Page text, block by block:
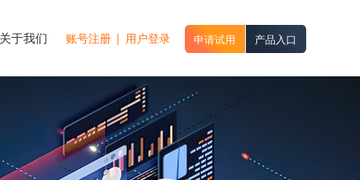
于我们 账号注册 | 用户登录 申请试用 产品入口